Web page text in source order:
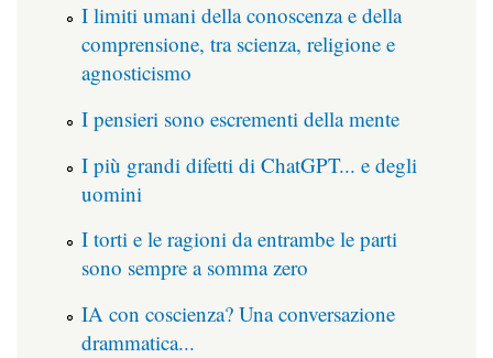
I limiti umani della conoscenza e della
comprensione, tra scienza, religione e
agnosticismo
I pensieri sono escrementi della mente
I più grandi difetti di ChatGPT... e degli
uomini
I torti e le ragioni da entrambe le parti
sono sempre a somma zero
IA con coscienza? Una conversazione
drammatica...